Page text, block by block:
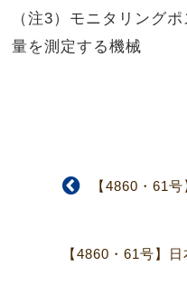
（注3）モニタリング
量を測定する機械